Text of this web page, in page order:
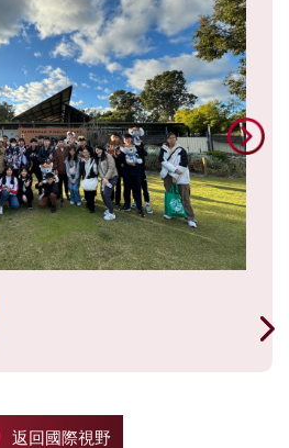
返回國際視野